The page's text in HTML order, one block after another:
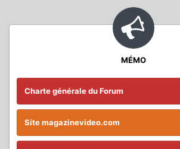
MÉMO
Charte générale du Forum
Site magazinevideo.com